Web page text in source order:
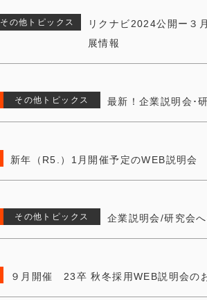
その他トピックス
リクナビ2024公開ー３
展情報
その他トピックス 最新！企業説明会･
新年（R5.）1月開催予定のWEB説明会
その他トピックス 企業説明会/研究会
９月開催 23卒 秋冬採用WEB説明会の